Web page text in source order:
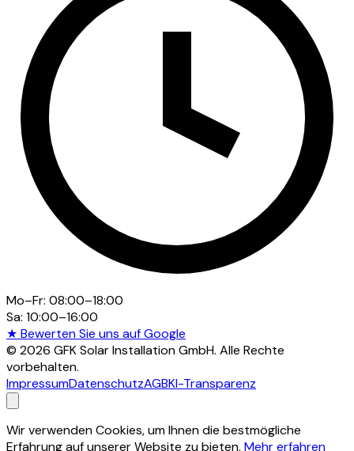
Mo–Fr: 08:00–18:00
Sa: 10:00–16:00
★ Bewerten Sie uns auf Google
© 2026 GFK Solar Installation GmbH. Alle Rechte
vorbehalten.
ImpressumDatenschutzAGBKI-Transparenz
Wir verwenden Cookies, um Ihnen die bestmögliche
Erfahrung auf unserer Website zu bieten. Mehr erfahren